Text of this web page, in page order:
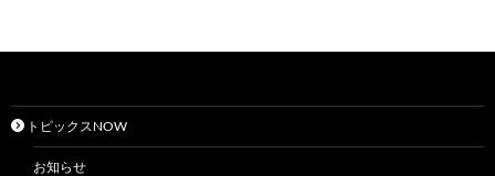
トピックスNOW
お知らせ